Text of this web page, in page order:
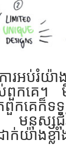
រអប់រំយ៉
ពួកគេ។​
កគេក៏ទ
មនុស្សជុំ
ងខ្លាំងក្